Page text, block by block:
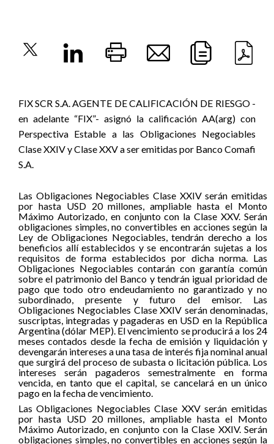
FIXSCR S.A. AGENTE DE CALIFICACIÓN DE RIESGO-
en adelante “FIX”- asignó la calificación AA(arg) con
Perspectiva Estable a las Obligaciones Negociables
Clase XXIV y Clase XXV a ser emitidas por Banco Comafi
S.A.
Las Obligaciones Negociables Clase XXIV serán emitidas
por hasta USD 20 millones, ampliable hasta el Monto
Máximo Autorizado, en conjunto con la Clase XXV. Serán
obligaciones simples, no convertibles en acciones según la
Ley de Obligaciones Negociables, tendrán derecho a los
beneficios allí establecidos y se encontrarán sujetas a los
requisitos de forma establecidos por dicha norma. Las
Obligaciones Negociables contarán con garantía común
sobre el patrimonio del Banco y tendrán igual prioridad de
pago que todo otro endeudamiento no garantizado y no
subordinado, presente y futuro del emisor. Las
Obligaciones Negociables Clase XXIV serán denominadas,
suscriptas, integradas y pagaderas en USD en la República
Argentina (dólar MEP). El vencimiento se producirá a los 24
meses contados desde la fecha de emisión y liquidación y
devengarán intereses a una tasa de interés fija nominal anual
que surgirá del proceso de subasta o licitación pública. Los
intereses serán pagaderos semestralmente en forma
vencida, en tanto que el capital, se cancelará en un único
pago en la fecha de vencimiento.
Las Obligaciones Negociables Clase XXV serán emitidas
por hasta USD 20 millones, ampliable hasta el Monto
Máximo Autorizado, en conjunto con la Clase XXIV. Serán
obligaciones simples, no convertibles en acciones según la